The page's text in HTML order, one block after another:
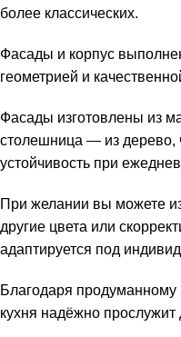
более классических.
Фасады и корпус
геометрией и
Фасады изготовлены из
столешница — из дерево,
устойчивость при
При желании вы можете
другие цвета или
адаптируется под
Благодаря продуманному
кухня надёжно прослужит